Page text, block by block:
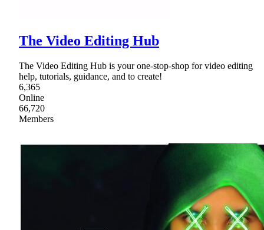
The Video Editing Hub
The Video Editing Hub is your one-stop-shop for video editing
help, tutorials, guidance, and to create!
6,365
Online
66,720
Members